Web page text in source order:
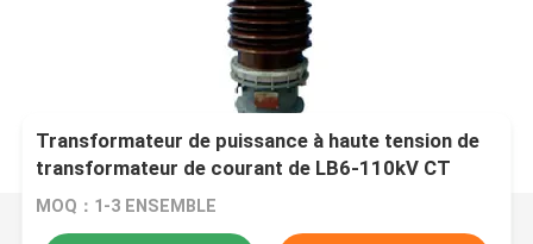
Transformateur de puissance à haute tension de
transformateur de courant de LB6-110kV CT
MOQ：1-3 ENSEMBLE